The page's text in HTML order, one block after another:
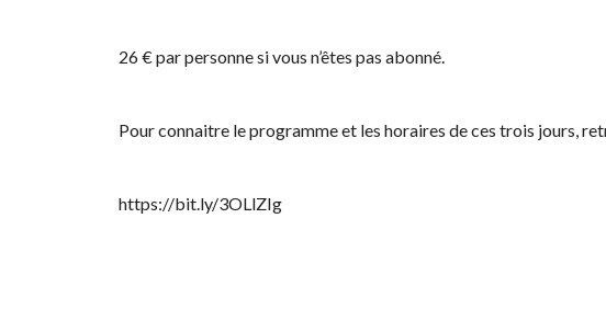
26 € par personne si vous n’êtes pas abonné.
Pour connaitre le programme et les horaires de ces trois jours,
https://bit.ly/3OLlZIg